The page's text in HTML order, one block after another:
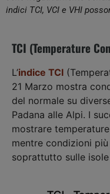
indici TCI, VCI e VHI
TCI (Temperature
L’indice TCI
21 Marzo mostra
del normale su
Padana alle Alpi. I
mostrare
mentre condizioni
soprattutto sulle